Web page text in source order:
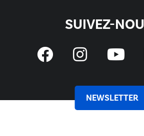
SUIVEZ-
NEWSLETTER